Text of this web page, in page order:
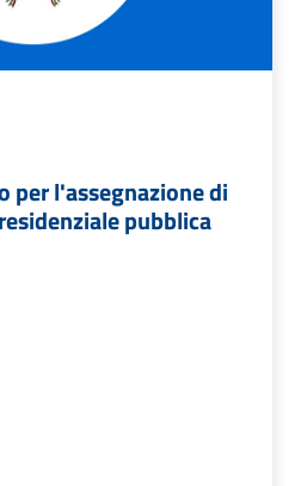
per l'assegnazione di
pubblica